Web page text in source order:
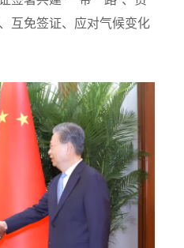
互免签证、应对气候变化